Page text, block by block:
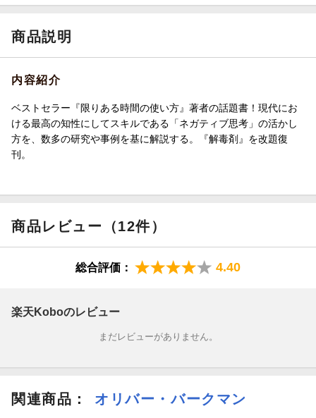
商品説明
内容紹介
ベストセラー『限りある時間の使い方』著者の話題書！現代にお
ける最高の知性にしてスキルである「ネガティブ思考」の活かし
方を、数多の研究や事例を基に解説する。『解毒剤』を改題復
刊。
商品レビュー（12件）
総合評価： 4.40
楽天Koboのレビュー
まだレビューがありません。
関連商品 ： オリバー・バークマン